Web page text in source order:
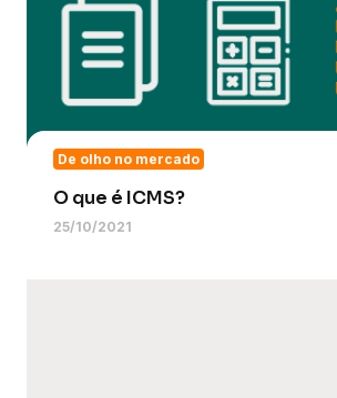
De olho no mercado
O que é ICMS?
25/10/2021